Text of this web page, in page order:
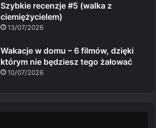
Szybkie recenzje #5 (walka z
ciemiężycielem)
13/07/2026
Wakacje w domu – 6 filmów, dzięki
którym nie będziesz tego żałować
10/07/2026